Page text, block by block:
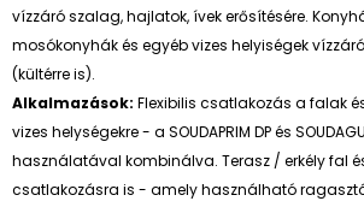
vízzáró szalag, hajlatok, ívek erősítésére.
mosókonyhák és egyéb vizes helyiségek
(kültérre is).
Alkalmazások: Flexibilis csatlakozás a falak
vizes helységekre - a SOUDAPRIM DP és
használatával kombinálva. Terasz / erkély fal
csatlakozásra is - amely használható